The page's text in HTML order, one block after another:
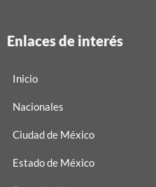
Enlaces de interés
Inicio
Nacionales
Ciudad de México
Estado de México